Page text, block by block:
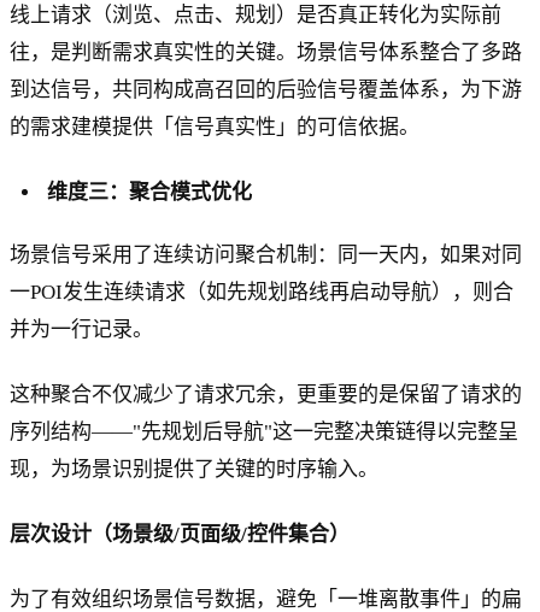
线上请求（浏览、点击、规划）是否真正转化为实际前
往，是判断需求真实性的关键。场景信号体系整合了多路
到达信号，共同构成高召回的后验信号覆盖体系，为下游
的需求建模提供「信号真实性」的可信依据。
维度三：聚合模式优化
场景信号采用了连续访问聚合机制：同一天内，如果对同
一POI发生连续请求（如先规划路线再启动导航），则合
并为一行记录。
这种聚合不仅减少了请求冗余，更重要的是保留了请求的
序列结构——"先规划后导航"这一完整决策链得以完整呈
现，为场景识别提供了关键的时序输入。
层次设计（场景级/页面级/控件集合）
为了有效组织场景信号数据，避免「一堆离散事件」的扁